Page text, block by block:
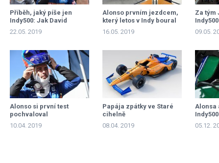
Příběh, jaký píše jen
Indy500: Jak David
porazil Goliáše
22.05. 2019
Alonso prvním jezdcem,
který letos v Indy boural
16.05. 2019
Za tým
09.05.
Alonso si první test
pochvaloval
10.04. 2019
Papája zpátky ve Staré
cihelně
08.04. 2019
Alonsa
05.12.